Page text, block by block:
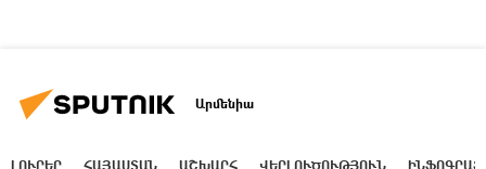
Արմենիա
ԼՈՒՐԵՐ ՀԱՅԱՍՏԱՆ ԱՇԽԱՐՀ ՎԵՐԼՈՒԾՈՒԹՅՈՒՆ